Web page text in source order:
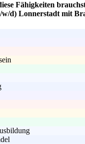
Fähigkeiten
d) Lonnerstadt mit